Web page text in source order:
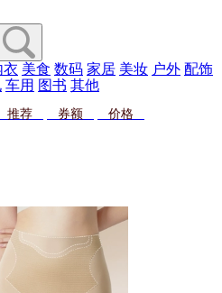
衣 美食 数码 家居 美妆 户外 配饰
车用 图书 其他
推荐 券额 价格